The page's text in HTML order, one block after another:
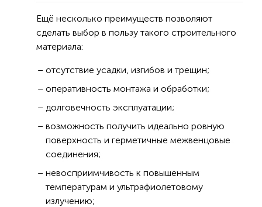
Ещё несколько преимуществ позволяют
сделать выбор в пользу такого строительного
материала:
отсутствие усадки, изгибов и трещин;
оперативность монтажа и обработки;
долговечность эксплуатации;
возможность получить идеально ровную
поверхность и герметичные межвенцовые
соединения;
невосприимчивость к повышенным
температурам и ультрафиолетовому
излучению;